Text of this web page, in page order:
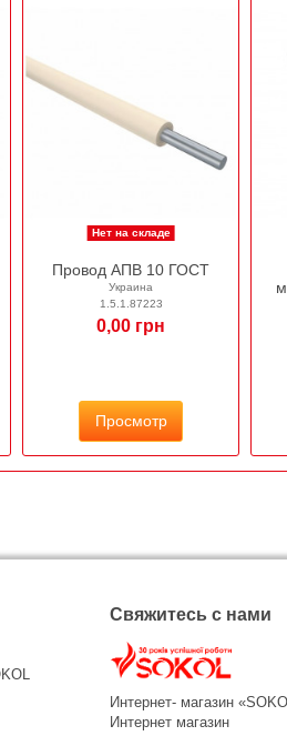
Нет на складе
Провод АПВ 10 ГОСТ
Украина
1.5.1.87223
0,00 грн
Просмотр
Свяжитесь с нами
Интернет- магазин
Интернет магазин